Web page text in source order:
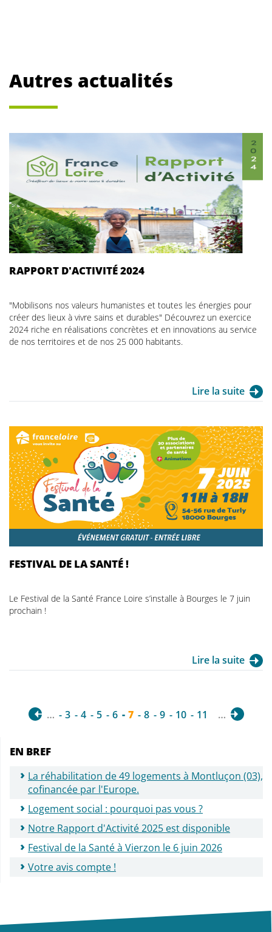
Autres actualités
RAPPORT D'ACTIVITÉ 2024
"Mobilisons nos valeurs humanistes et toutes les énergies pour
créer des lieux à vivre sains et durables" Découvrez un exercice
2024 riche en réalisations concrètes et en innovations au service
de nos territoires et de nos 25 000 habitants.
Lire la suite
FESTIVAL DE LA SANTÉ !
Le Festival de la Santé France Loire s’installe à Bourges le 7 juin
prochain !
Lire la suite
… 3 4 5 6 7 8 9 10 11 …
EN BREF
La réhabilitation de 49 logements à Montluçon (03),
cofinancée par l'Europe.
Logement social : pourquoi pas vous ?
Notre Rapport d'Activité 2025 est disponible
Festival de la Santé à Vierzon le 6 juin 2026
Votre avis compte !